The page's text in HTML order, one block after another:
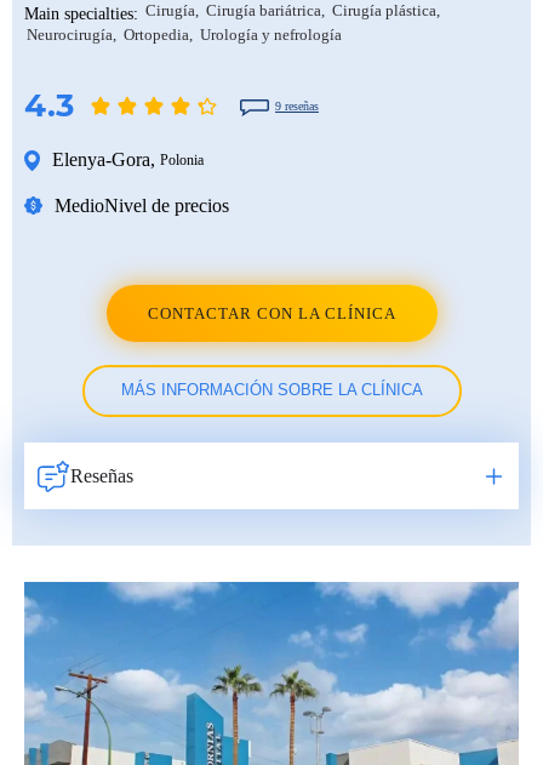
Main specialties: Cirugía Cirugía bariátrica Cirugía plástica
Neurocirugía Ortopedia Urología y nefrología
4.3 9 reseñas
Elenya-Gora, Polonia
MedioNivel de precios
CONTACTAR CON LA CLÍNICA
MÁS INFORMACIÓN SOBRE LA CLÍNICA
Reseñas